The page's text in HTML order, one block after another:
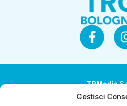
Gestisci
TRMedia
Società a socio